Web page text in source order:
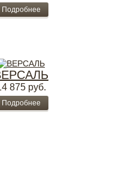
Подробнее
875 руб.
Подробнее